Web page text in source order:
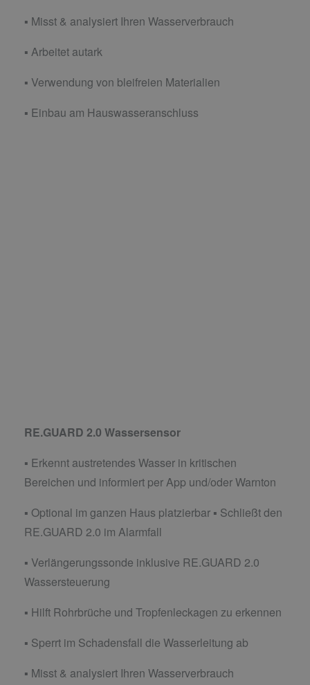
▪ Misst & analysiert Ihren Wasserverbrauch
▪ Arbeitet autark
▪ Verwendung von bleifreien Materialien
▪ Einbau am Hauswasseranschluss
RE.GUARD 2.0 Wassersensor
▪ Erkennt austretendes Wasser in kritischen
Bereichen und informiert per App und/oder Warnton
▪ Optional im ganzen Haus platzierbar ▪ Schließt den
RE.GUARD 2.0 im Alarmfall
▪ Verlängerungssonde inklusive RE.GUARD 2.0
Wassersteuerung
▪ Hilft Rohrbrüche und Tropfenleckagen zu erkennen
▪ Sperrt im Schadensfall die Wasserleitung ab
▪ Misst & analysiert Ihren Wasserverbrauch